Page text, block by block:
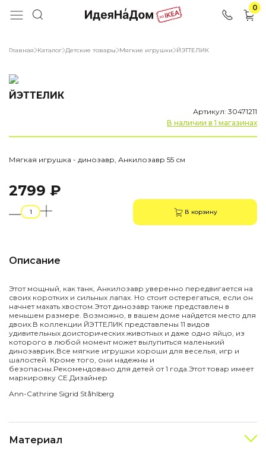
0
Главная Каталог Детские товары Мягкие игрушки ЙЭТТЕЛИК
ЙЭТТЕЛИК
Артикул: 30471211
В наличии в 1 магазинах
Мягкая игрушка - динозавр, Анкилозавр 55 см
2799 ₽
В корзину
Описание
Этот мощный, как танк, Анкилозавр уверенно передвигается на
своих коротких и сильных лапах. Но стоит остерегаться, если он
начнет махать хвостом. Этот динозавр также представлен в
меньшем размере. Возможно, в вашем доме найдется место для
двоих. В коллекции ЙЭТТЕЛИК представлены 11 видов
удивительных доисторических животных и даже одно яйцо, из
которого в любой момент может вылупиться маленький
динозаврик. Все мягкие игрушки хороши для веселья, игр и
шалостей. Кроме того, они надежны и
безопасны. Рекомендовано для детей от 1 года. Этот товар имеет
маркировку CE. Дизайнер
Ann-Cathrine Sigrid Ståhlberg
Материал